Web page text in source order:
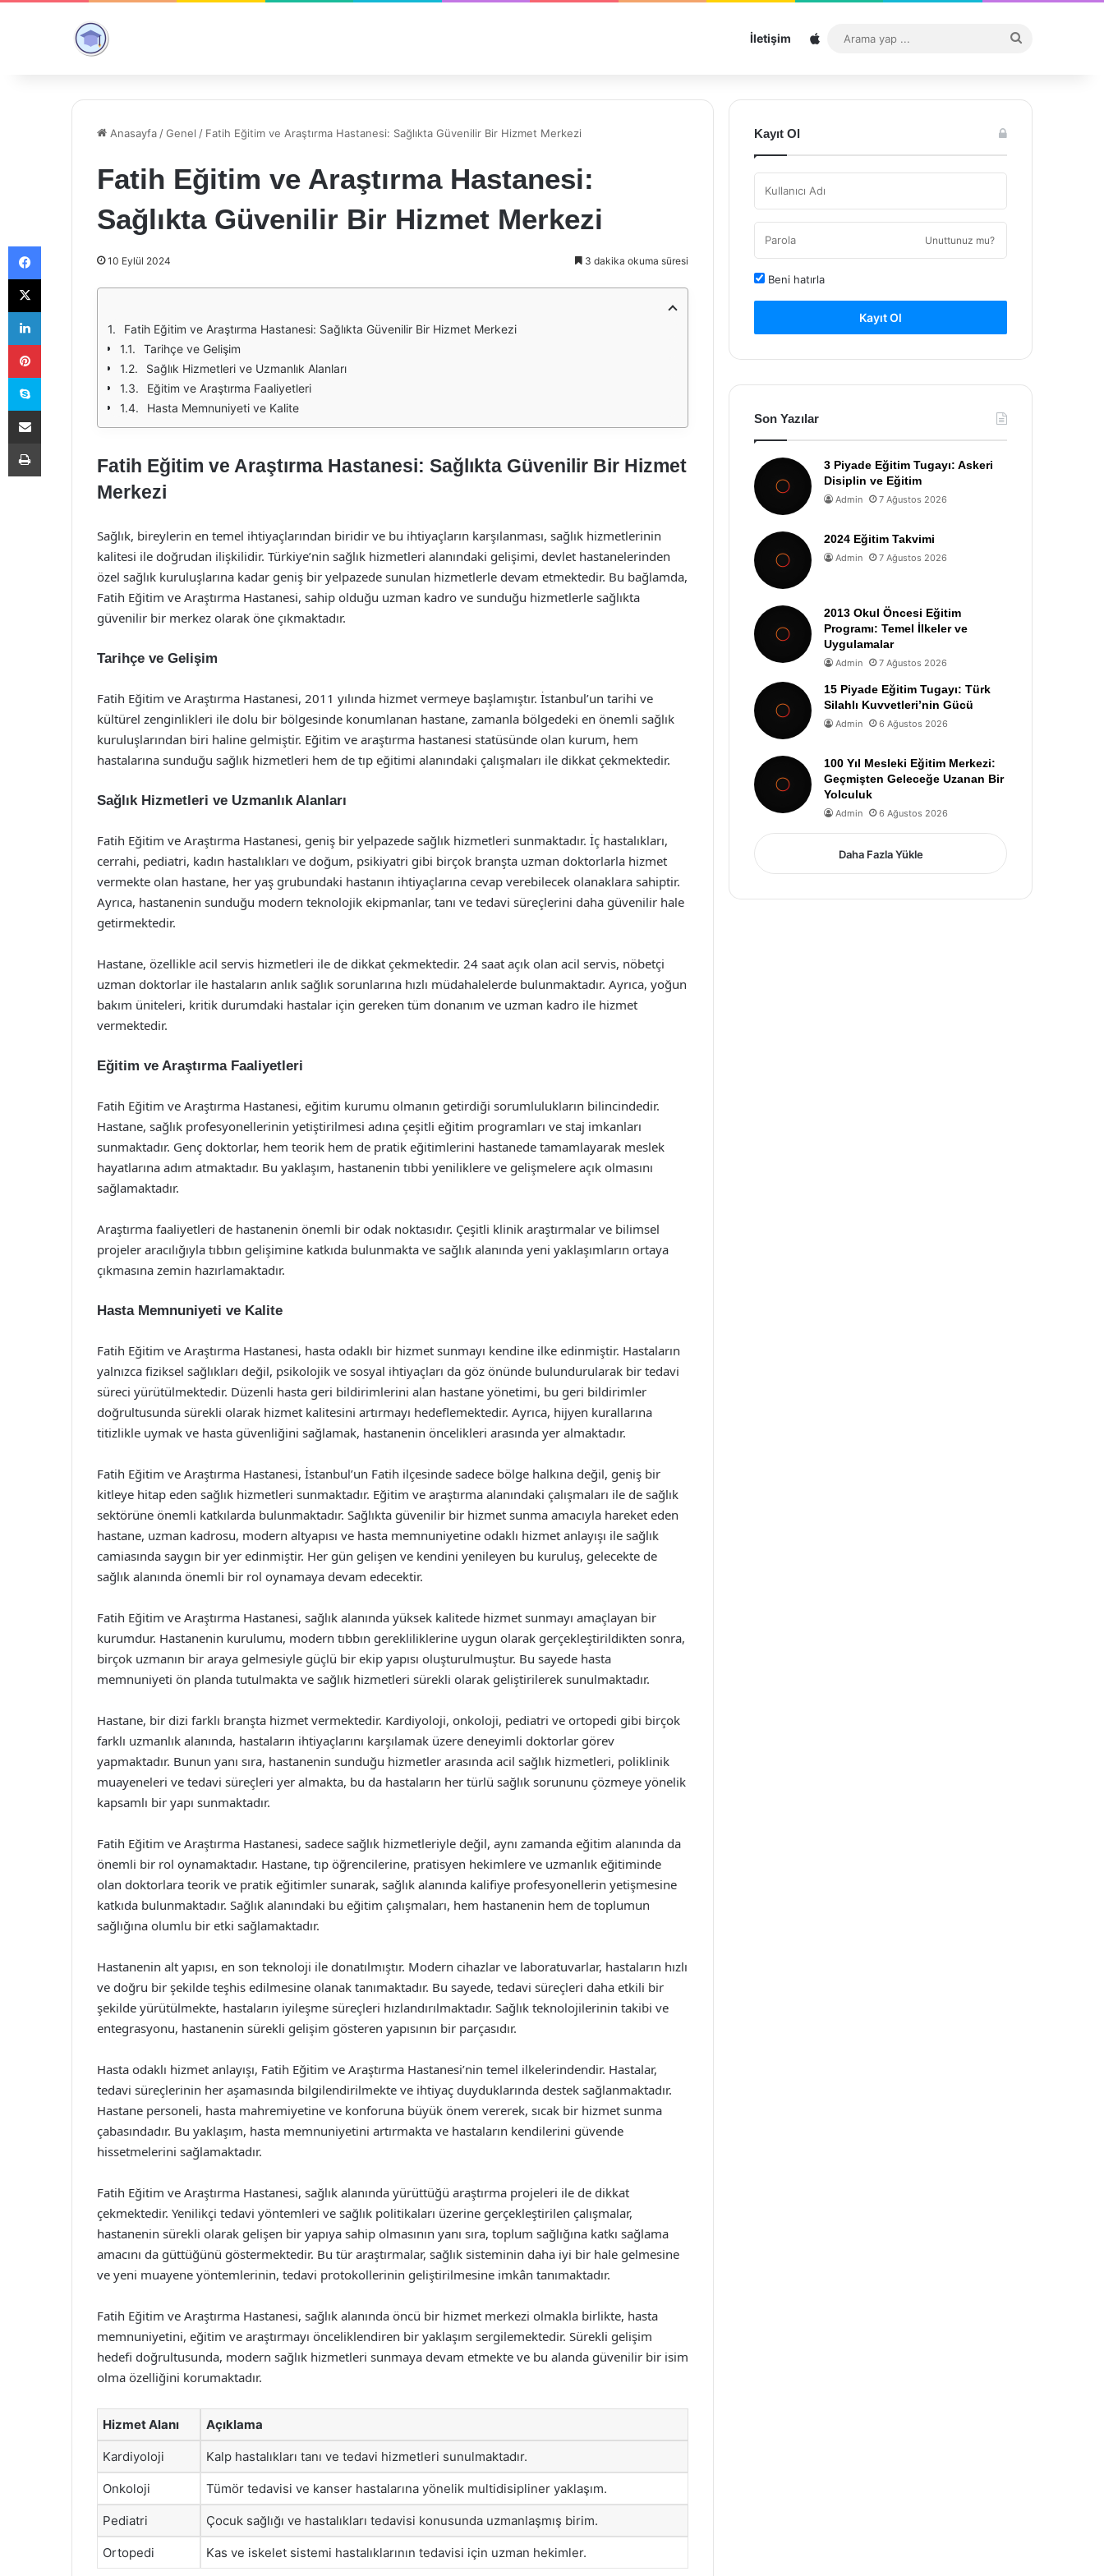
İletişim Sitemap
...
Anasayfa /Genel / Fatih Eğitim ve Araştırma Hastanesi: Sağlıkta Güvenilir Bir Hizmet Merkezi
Fatih Eğitim ve Araştırma Hastanesi:
Sağlıkta Güvenilir Bir Hizmet Merkezi
10 Eylül 2024 3 dakika okuma süresi
Fatih Eğitim ve Araştırma Hastanesi: Sağlıkta Güvenilir Bir Hizmet Merkezi
Tarihçe ve Gelişim
Sağlık Hizmetleri ve Uzmanlık Alanları
Eğitim ve Araştırma Faaliyetleri
Hasta Memnuniyeti ve Kalite
Fatih Eğitim ve Araştırma Hastanesi: Sağlıkta Güvenilir Bir Hizmet
Merkezi
Sağlık, bireylerin en temel ihtiyaçlarından biridir ve bu ihtiyaçların karşılanması, sağlık hizmetlerinin
kalitesi ile doğrudan ilişkilidir. Türkiye’nin sağlık hizmetleri alanındaki gelişimi, devlet hastanelerinden
özel sağlık kuruluşlarına kadar geniş bir yelpazede sunulan hizmetlerle devam etmektedir. Bu bağlamda,
Fatih Eğitim ve Araştırma Hastanesi, sahip olduğu uzman kadro ve sunduğu hizmetlerle sağlıkta
güvenilir bir merkez olarak öne çıkmaktadır.
Tarihçe ve Gelişim
Fatih Eğitim ve Araştırma Hastanesi, 2011 yılında hizmet vermeye başlamıştır. İstanbul’un tarihi ve
kültürel zenginlikleri ile dolu bir bölgesinde konumlanan hastane, zamanla bölgedeki en önemli sağlık
kuruluşlarından biri haline gelmiştir. Eğitim ve araştırma hastanesi statüsünde olan kurum, hem
hastalarına sunduğu sağlık hizmetleri hem de tıp eğitimi alanındaki çalışmaları ile dikkat çekmektedir.
Sağlık Hizmetleri ve Uzmanlık Alanları
Fatih Eğitim ve Araştırma Hastanesi, geniş bir yelpazede sağlık hizmetleri sunmaktadır. İç hastalıkları,
cerrahi, pediatri, kadın hastalıkları ve doğum, psikiyatri gibi birçok branşta uzman doktorlarla hizmet
vermekte olan hastane, her yaş grubundaki hastanın ihtiyaçlarına cevap verebilecek olanaklara sahiptir.
Ayrıca, hastanenin sunduğu modern teknolojik ekipmanlar, tanı ve tedavi süreçlerini daha güvenilir hale
getirmektedir.
Hastane, özellikle acil servis hizmetleri ile de dikkat çekmektedir. 24 saat açık olan acil servis, nöbetçi
uzman doktorlar ile hastaların anlık sağlık sorunlarına hızlı müdahalelerde bulunmaktadır. Ayrıca, yoğun
bakım üniteleri, kritik durumdaki hastalar için gereken tüm donanım ve uzman kadro ile hizmet
vermektedir.
Eğitim ve Araştırma Faaliyetleri
Fatih Eğitim ve Araştırma Hastanesi, eğitim kurumu olmanın getirdiği sorumlulukların bilincindedir.
Hastane, sağlık profesyonellerinin yetiştirilmesi adına çeşitli eğitim programları ve staj imkanları
sunmaktadır. Genç doktorlar, hem teorik hem de pratik eğitimlerini hastanede tamamlayarak meslek
hayatlarına adım atmaktadır. Bu yaklaşım, hastanenin tıbbi yeniliklere ve gelişmelere açık olmasını
sağlamaktadır.
Araştırma faaliyetleri de hastanenin önemli bir odak noktasıdır. Çeşitli klinik araştırmalar ve bilimsel
projeler aracılığıyla tıbbın gelişimine katkıda bulunmakta ve sağlık alanında yeni yaklaşımların ortaya
çıkmasına zemin hazırlamaktadır.
Hasta Memnuniyeti ve Kalite
Fatih Eğitim ve Araştırma Hastanesi, hasta odaklı bir hizmet sunmayı kendine ilke edinmiştir. Hastaların
yalnızca fiziksel sağlıkları değil, psikolojik ve sosyal ihtiyaçları da göz önünde bulundurularak bir tedavi
süreci yürütülmektedir. Düzenli hasta geri bildirimlerini alan hastane yönetimi, bu geri bildirimler
doğrultusunda sürekli olarak hizmet kalitesini artırmayı hedeflemektedir. Ayrıca, hijyen kurallarına
titizlikle uymak ve hasta güvenliğini sağlamak, hastanenin öncelikleri arasında yer almaktadır.
Fatih Eğitim ve Araştırma Hastanesi, İstanbul’un Fatih ilçesinde sadece bölge halkına değil, geniş bir
kitleye hitap eden sağlık hizmetleri sunmaktadır. Eğitim ve araştırma alanındaki çalışmaları ile de sağlık
sektörüne önemli katkılarda bulunmaktadır. Sağlıkta güvenilir bir hizmet sunma amacıyla hareket eden
hastane, uzman kadrosu, modern altyapısı ve hasta memnuniyetine odaklı hizmet anlayışı ile sağlık
camiasında saygın bir yer edinmiştir. Her gün gelişen ve kendini yenileyen bu kuruluş, gelecekte de
sağlık alanında önemli bir rol oynamaya devam edecektir.
Fatih Eğitim ve Araştırma Hastanesi, sağlık alanında yüksek kalitede hizmet sunmayı amaçlayan bir
kurumdur. Hastanenin kurulumu, modern tıbbın gerekliliklerine uygun olarak gerçekleştirildikten sonra,
birçok uzmanın bir araya gelmesiyle güçlü bir ekip yapısı oluşturulmuştur. Bu sayede hasta
memnuniyeti ön planda tutulmakta ve sağlık hizmetleri sürekli olarak geliştirilerek sunulmaktadır.
Hastane, bir dizi farklı branşta hizmet vermektedir. Kardiyoloji, onkoloji, pediatri ve ortopedi gibi birçok
farklı uzmanlık alanında, hastaların ihtiyaçlarını karşılamak üzere deneyimli doktorlar görev
yapmaktadır. Bunun yanı sıra, hastanenin sunduğu hizmetler arasında acil sağlık hizmetleri, poliklinik
muayeneleri ve tedavi süreçleri yer almakta, bu da hastaların her türlü sağlık sorununu çözmeye yönelik
kapsamlı bir yapı sunmaktadır.
Fatih Eğitim ve Araştırma Hastanesi, sadece sağlık hizmetleriyle değil, aynı zamanda eğitim alanında da
önemli bir rol oynamaktadır. Hastane, tıp öğrencilerine, pratisyen hekimlere ve uzmanlık eğitiminde
olan doktorlara teorik ve pratik eğitimler sunarak, sağlık alanında kalifiye profesyonellerin yetişmesine
katkıda bulunmaktadır. Sağlık alanındaki bu eğitim çalışmaları, hem hastanenin hem de toplumun
sağlığına olumlu bir etki sağlamaktadır.
Hastanenin alt yapısı, en son teknoloji ile donatılmıştır. Modern cihazlar ve laboratuvarlar, hastaların hızlı
ve doğru bir şekilde teşhis edilmesine olanak tanımaktadır. Bu sayede, tedavi süreçleri daha etkili bir
şekilde yürütülmekte, hastaların iyileşme süreçleri hızlandırılmaktadır. Sağlık teknolojilerinin takibi ve
entegrasyonu, hastanenin sürekli gelişim gösteren yapısının bir parçasıdır.
Hasta odaklı hizmet anlayışı, Fatih Eğitim ve Araştırma Hastanesi’nin temel ilkelerindendir. Hastalar,
tedavi süreçlerinin her aşamasında bilgilendirilmekte ve ihtiyaç duyduklarında destek sağlanmaktadır.
Hastane personeli, hasta mahremiyetine ve konforuna büyük önem vererek, sıcak bir hizmet sunma
çabasındadır. Bu yaklaşım, hasta memnuniyetini artırmakta ve hastaların kendilerini güvende
hissetmelerini sağlamaktadır.
Fatih Eğitim ve Araştırma Hastanesi, sağlık alanında yürüttüğü araştırma projeleri ile de dikkat
çekmektedir. Yenilikçi tedavi yöntemleri ve sağlık politikaları üzerine gerçekleştirilen çalışmalar,
hastanenin sürekli olarak gelişen bir yapıya sahip olmasının yanı sıra, toplum sağlığına katkı sağlama
amacını da güttüğünü göstermektedir. Bu tür araştırmalar, sağlık sisteminin daha iyi bir hale gelmesine
ve yeni muayene yöntemlerinin, tedavi protokollerinin geliştirilmesine imkân tanımaktadır.
Fatih Eğitim ve Araştırma Hastanesi, sağlık alanında öncü bir hizmet merkezi olmakla birlikte, hasta
memnuniyetini, eğitim ve araştırmayı önceliklendiren bir yaklaşım sergilemektedir. Sürekli gelişim
hedefi doğrultusunda, modern sağlık hizmetleri sunmaya devam etmekte ve bu alanda güvenilir bir isim
olma özelliğini korumaktadır.
Hizmet Alanı Açıklama
Kardiyoloji Kalp hastalıkları tanı ve tedavi hizmetleri sunulmaktadır.
Onkoloji Tümör tedavisi ve kanser hastalarına yönelik multidisipliner yaklaşım.
Pediatri Çocuk sağlığı ve hastalıkları tedavisi konusunda uzmanlaşmış birim.
Ortopedi Kas ve iskelet sistemi hastalıklarının tedavisi için uzman hekimler.
Kayıt Ol
Unuttunuz mu?
Beni hatırla
Kayıt Ol
Son Yazılar
3 Piyade Eğitim Tugayı: Askeri
Disiplin ve Eğitim
Admin 7 Ağustos 2026
2024 Eğitim Takvimi
Admin 7 Ağustos 2026
2013 Okul Öncesi Eğitim
Programı: Temel İlkeler ve
Uygulamalar
Admin 7 Ağustos 2026
15 Piyade Eğitim Tugayı: Türk
Silahlı Kuvvetleri’nin Gücü
Admin 6 Ağustos 2026
100 Yıl Mesleki Eğitim Merkezi:
Geçmişten Geleceğe Uzanan Bir
Yolculuk
Admin 6 Ağustos 2026
Daha Fazla Yükle
Facebook
X
LinkedIn
Pinterest
Skype
E-Posta ile paylaş